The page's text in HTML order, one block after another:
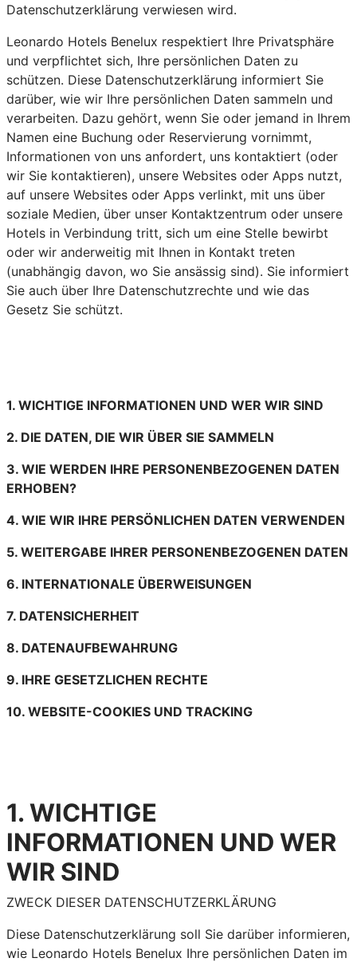
Datenschutzerklärung verwiesen wird.
Leonardo Hotels Benelux respektiert Ihre Privatsphäre
und verpflichtet sich, Ihre persönlichen Daten zu
schützen. Diese Datenschutzerklärung informiert Sie
darüber, wie wir Ihre persönlichen Daten sammeln und
verarbeiten. Dazu gehört, wenn Sie oder jemand in Ihrem
Namen eine Buchung oder Reservierung vornimmt,
Informationen von uns anfordert, uns kontaktiert (oder
wir Sie kontaktieren), unsere Websites oder Apps nutzt,
auf unsere Websites oder Apps verlinkt, mit uns über
soziale Medien, über unser Kontaktzentrum oder unsere
Hotels in Verbindung tritt, sich um eine Stelle bewirbt
oder wir anderweitig mit Ihnen in Kontakt treten
(unabhängig davon, wo Sie ansässig sind). Sie informiert
Sie auch über Ihre Datenschutzrechte und wie das
Gesetz Sie schützt.
1. WICHTIGE INFORMATIONEN UND WER WIR SIND
2. DIE DATEN, DIE WIR ÜBER SIE SAMMELN
3. WIE WERDEN IHRE PERSONENBEZOGENEN DATEN
ERHOBEN?
4. WIE WIR IHRE PERSÖNLICHEN DATEN VERWENDEN
5. WEITERGABE IHRER PERSONENBEZOGENEN DATEN
6. INTERNATIONALE ÜBERWEISUNGEN
7. DATENSICHERHEIT
8. DATENAUFBEWAHRUNG
9. IHRE GESETZLICHEN RECHTE
10. WEBSITE-COOKIES UND TRACKING
1. WICHTIGE
INFORMATIONEN UND WER
WIR SIND
ZWECK DIESER DATENSCHUTZERKLÄRUNG
Diese Datenschutzerklärung soll Sie darüber informieren,
wie Leonardo Hotels Benelux Ihre persönlichen Daten im